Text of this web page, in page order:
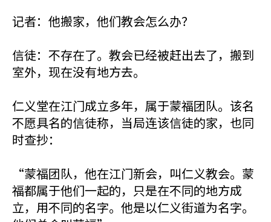
记者：他搬家，他们教会怎么办？
信徒：不存在了。教会已经被赶出去了，搬到
室外，现在没有地方去。
仁义堂在江门成立多年，属于蒙福团队。该名
不愿具名的信徒称，当局连该信徒的家，也同
时查抄：
“蒙福团队，他在江门新会，叫仁义教会。蒙
福都属于他们一起的，只是在不同的地方成
立，用不同的名字。他是以仁义街道为名字。